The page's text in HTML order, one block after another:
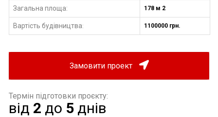
Загальна площа: 178 м 2
Вартість будівництва: 1100000 грн.
Замовити проект
Термін підготовки проєкту:
від 2 до 5 днів